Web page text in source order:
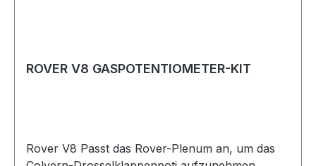
ROVER V8 GASPOTENTIOMETER-KIT
Rover V8 Passt das Rover-Plenum an, um das